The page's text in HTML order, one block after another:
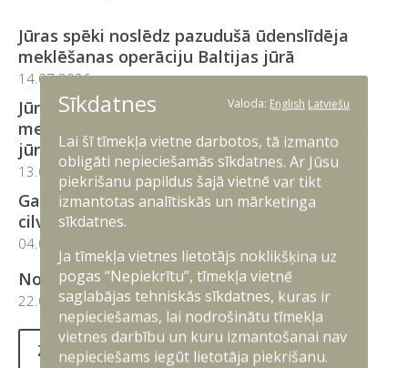
Jūras spēki noslēdz pazudušā ūdenslīdēja
meklēšanas operāciju Baltijas jūrā
14.07.2026
Jūras spēki turpina pazuduša ūdenslīdēja
meklēšanas un glābšanas operāciju Baltijas
jūrā
13.07.2026
Gaisa spēku helikopters evakuē piecus
cilvēkus no kuģa pie Skultes ostas
04.03.2026
No ledus gabala jūrā izglābj divas personas
22.02.2026
Ziņas
Sīkdatnes Valoda: English Latviešu
Lai šī tīmekļa vietne darbotos, tā izmanto
obligāti nepieciešamās sīkdatnes. Ar Jūsu
piekrišanu papildus šajā vietnē var tikt
izmantotas analītiskās un mārketinga
sīkdatnes.
Ja tīmekļa vietnes lietotājs noklikšķina uz
pogas “Nepiekrītu”, tīmekļa vietnē
saglabājas tehniskās sīkdatnes, kuras ir
nepieciešamas, lai nodrošinātu tīmekļa
vietnes darbību un kuru izmantošanai nav
nepieciešams iegūt lietotāja piekrišanu.